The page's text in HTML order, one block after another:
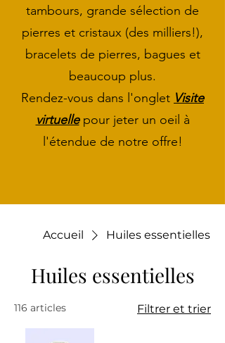
tambours, grande sélection de
pierres et cristaux (des milliers!),
bracelets de pierres, bagues et
beaucoup plus.
Rendez-vous dans l'onglet Visite
virtuellepour jeter un oeil à
l'étendue de notre offre!
Accueil Huiles essentielles
Huiles essentielles
116 articles Filtrer et trier